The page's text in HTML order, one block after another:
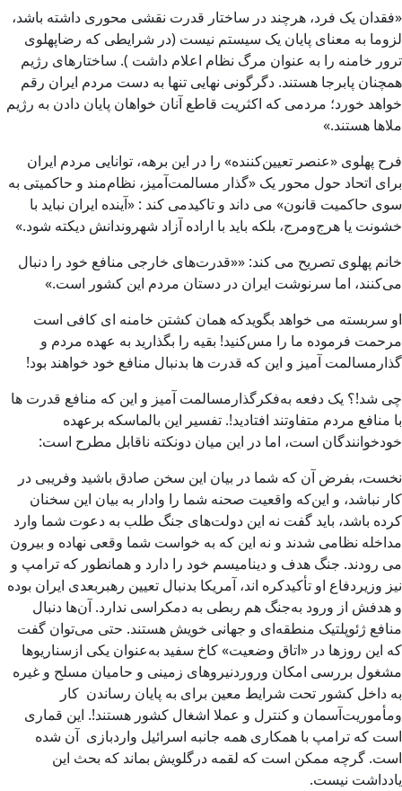
«فقدان یک فرد، هرچند در ساختار قدرت نقشی محوری داشته باشد،
لزوما به معنای پایان یک سیستم نیست (در شرایطی که رضاپهلوی
ترور خامنه را به عنوان مرگ نظام اعلام داشت ). ساختارهای رژیم
همچنان پابرجا هستند. دگرگونی نهایی تنها به دست مردم ایران رقم
خواهد خورد؛ مردمی که اکثریت قاطع آنان خواهان پایان دادن به رژیم
ملاها هستند.»
فرح پهلوی «عنصر تعیین‌کننده» را در این برهه، توانایی مردم ایران
برای اتحاد حول محور یک «گذار مسالمت‌آمیز، نظام‌مند و حاکمیتی به
سوی حاکمیت قانون» می داند و تاکیدمی کند : «آینده ایران نباید با
خشونت یا هرج‌ومرج، بلکه باید با اراده آزاد شهروندانش دیکته شود.»
خانم پهلوی تصریح می کند: ««قدرت‌های خارجی منافع خود را دنبال
می‌کنند، اما سرنوشت ایران در دستان مردم این کشور است.»
او سربسته می خواهد بگویدکه همان کشتن خامنه ای کافی است
مرحمت فرموده ما را مس‌کنید! بقیه را بگذارید به عهده مردم و
گذارمسالمت آمیز و این که قدرت ها بدنبال منافع خود خواهند بود!
چی شد!؟ یک دفعه به‌فکرگذارمسالمت آمیز و این که منافع قدرت ها
با منافع مردم متفاوتند افتادید!. تفسیر این بالماسکه برعهده
خودخوانندگان است، اما در این میان دونکته ناقابل مطرح است:
نخست، ‌بفرض آن که شما در بیان این سخن صادق باشید وفریبی در
کار نباشد، و این‌که واقعیت صحنه شما را وادار به بیان این سخنان
کرده باشد، باید گفت نه این دولت‌های جنگ طلب به دعوت شما وارد
مداخله نظامی شدند و نه این که به خواست شما وقعی نهاده و بیرون
می رودند. جنگ هدف و دینامیسم خود را دارد و همانطور که ترامپ و
نیز وزیردفاع او تأکیدکره اند، آمریکا بدنبال تعیین رهبربعدی ایران بوده
و هدفش از ورود به‌جنگ هم ربطی به دمکراسی ندارد. آن‌ها دنبال
منافع ژئوپلتیک منطقه‌ای و جهانی خویش هستند. حتی می‌توان گفت
که این روزها در «اتاق وضعیت» کاخ سفید به‌عنوان یکی ازسناریوها
مشغول بررسی امکان وروردنیروهای زمینی و حامیان مسلح و غیره
به داخل کشور تحت شرایط معین برای به پایان رساندن کار
ومأموریت‌آسمان و کنترل و عملا اشغال کشور هستند!. این قماری
است که ترامپ با همکاری همه جانبه اسرائیل واردبازی آن شده
است. گرچه ممکن است که لقمه درگلویش بماند که بحث این
یادداشت نیست.